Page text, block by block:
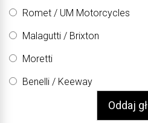
Romet / UM Motorcycles
Malagutti / Brixton
Moretti
Benelli / Keeway